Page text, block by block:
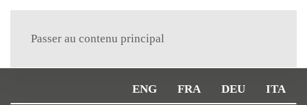
Passer au contenu principal
Menu